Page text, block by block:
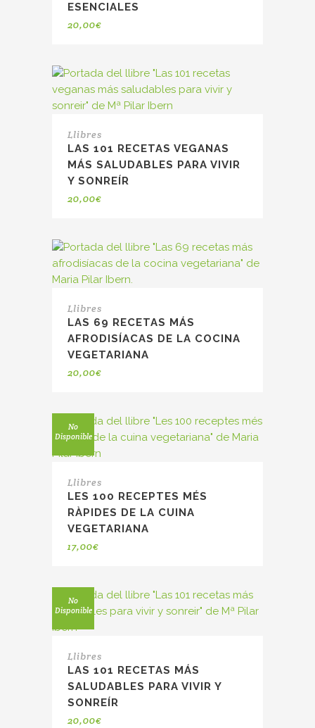
ESENCIALES
20,00€
Llibres
LAS 101 RECETAS VEGANAS
MÁS SALUDABLES PARA VIVIR
Y SONREÍR
20,00€
Llibres
LAS 69 RECETAS MÁS
AFRODISÍACAS DE LA COCINA
VEGETARIANA
20,00€
No
Disponible
Llibres
LES 100 RECEPTES MÉS
RÀPIDES DE LA CUINA
VEGETARIANA
17,00€
No
Disponible
Llibres
LAS 101 RECETAS MÁS
SALUDABLES PARA VIVIR Y
SONREÍR
20,00€